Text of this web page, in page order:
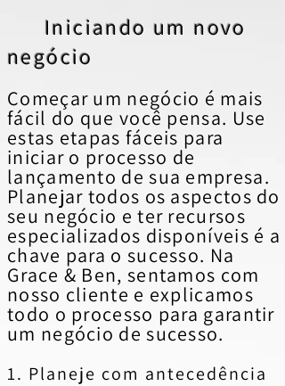
Iniciando um novo
negócio
Começar um negócio é mais
fácil do que você pensa. Use
estas etapas fáceis para
iniciar o processo de
lançamento de sua empresa.
Planejar todos os aspectos do
seu negócio e ter recursos
especializados disponíveis é a
chave para o sucesso. Na
Grace & Ben, sentamos com
nosso cliente e explicamos
todo o processo para garantir
um negócio de sucesso.
1. Planeje com antecedência